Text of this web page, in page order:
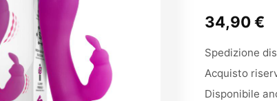
34,90€
Spedizione
Acquisto
Disponibile